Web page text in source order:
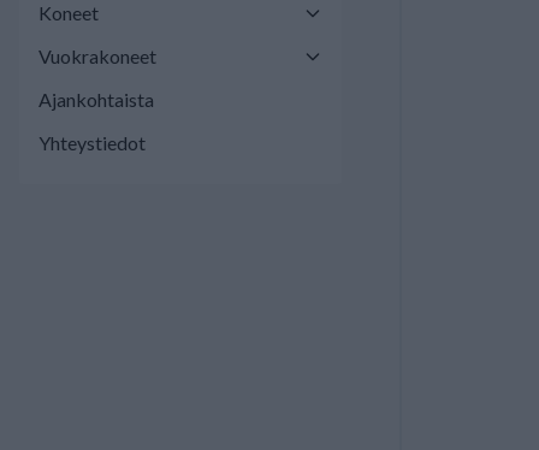
Koneet
Vuokrakoneet
Ajankohtaista
Yhteystiedot